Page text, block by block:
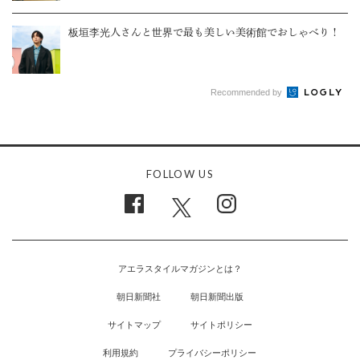
板垣李光人さんと世界で最も美しい美術館でおしゃべり！
Recommended by
FOLLOW US
アエラスタイルマガジンとは？
朝日新聞社 朝日新聞出版
サイトマップ サイトポリシー
利用規約 プライバシーポリシー